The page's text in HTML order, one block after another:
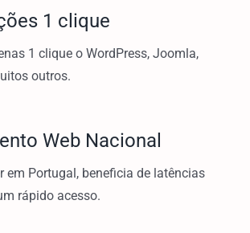
1 clique
1 clique o WordPress, Joomla,
outros.
Web Nacional
em Portugal, beneficia de latências
rápido acesso.